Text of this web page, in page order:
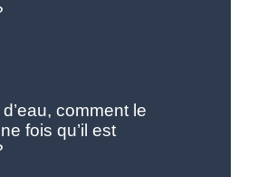
comment le
fois qu’il est